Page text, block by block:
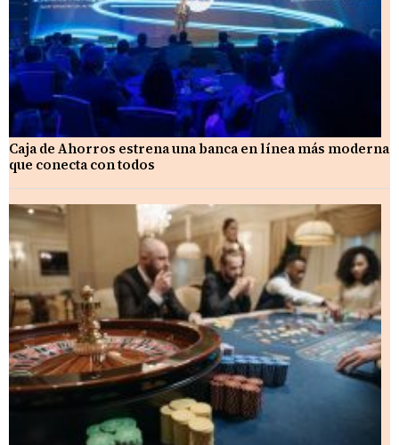
Caja de Ahorros estrena una banca en línea más moderna
que conecta con todos